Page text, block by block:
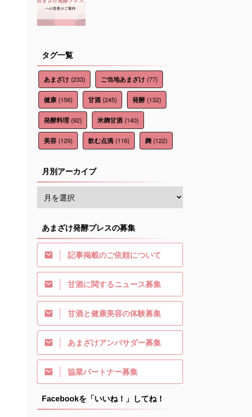
タグ一覧
あまざけ (233) ご当地あまざけ (77)
健康 (156) 甘酒 (245) 発酵(132)
発酵料理 (92) 米麹甘酒 (140)
美容 (129) 飲む点滴 (116) 麹 (122)
月別アーカイブ
あまざけ発酵プレスの募集
記事掲載のご依頼について
甘酒に関するニュース募集
甘酒と健康美容の体験募集
あまざけアンバサダー募集
協業パートナー募集
Facebookを「いいね！」してね！